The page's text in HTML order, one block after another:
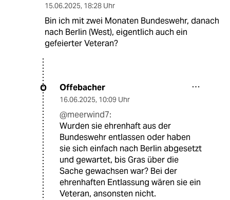
15.06.2025, 18:28 Uhr
Bin ich mit zwei Monaten Bundeswehr, danach
nach Berlin (West), eigentlich auch ein
gefeierter Veteran?
O Offebacher
16.06.2025, 10:09 Uhr
@meerwind7:
Wurden sie ehrenhaft aus der
Bundeswehr entlassen oder haben
sie sich einfach nach Berlin abgesetzt
und gewartet, bis Gras über die
Sache gewachsen war? Bei der
ehrenhaften Entlassung wären sie ein
Veteran, ansonsten nicht.